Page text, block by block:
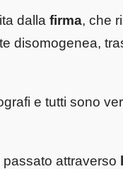
dalla firma, che
disomogenea,
e tutti sono
attraverso